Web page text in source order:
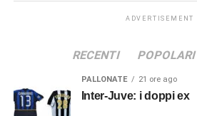
ADVERTISEMENT
RECENTI POPOLARI
PALLONATE 21 ore ago
Inter-Juve: i doppi ex